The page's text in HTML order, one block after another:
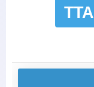
TTA